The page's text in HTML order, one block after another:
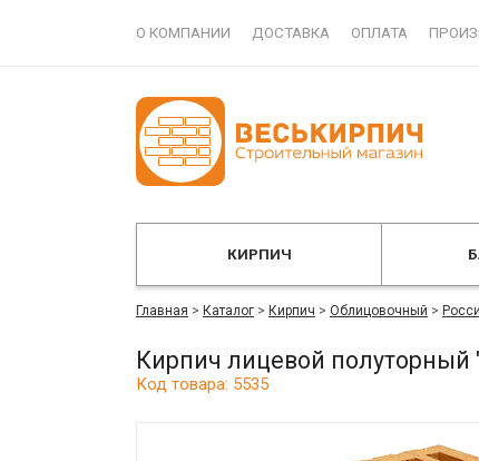
О КОМПАНИИ ДОСТАВКА ОПЛАТА
КИРПИЧ
Главная > Каталог > Кирпич > Облицовочный >
Кирпич лицевой
Код товара: 5535